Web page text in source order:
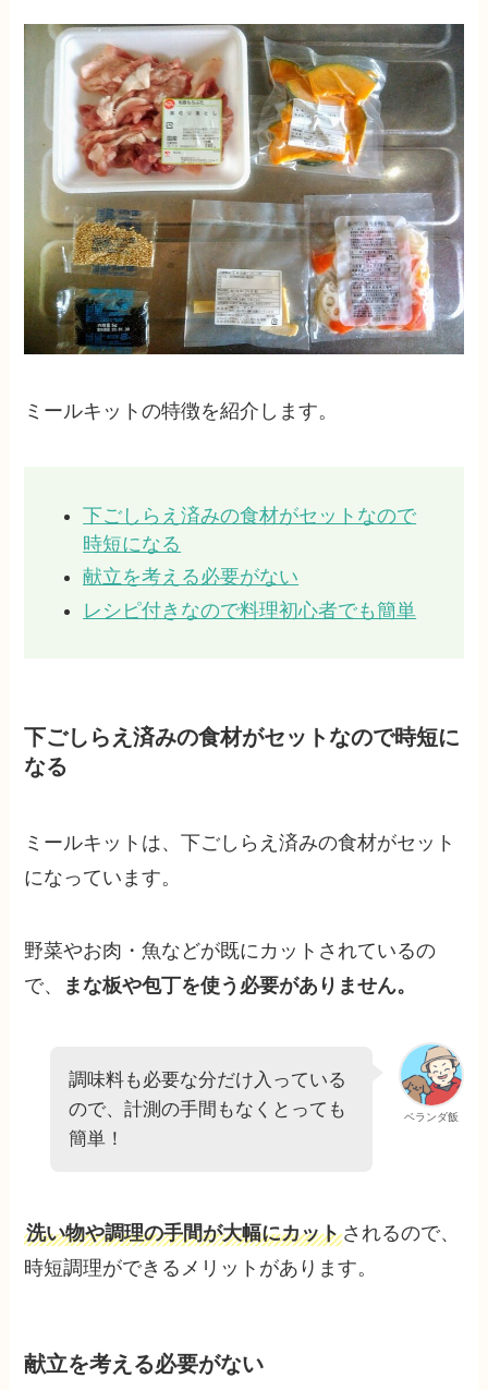
ミールキットの特徴を紹介します。
下ごしらえ済みの食材がセットなので
時短になる
献立を考える必要がない
レシピ付きなので料理初心者でも簡単
下ごしらえ済みの食材がセットなので時短に
なる
ミールキットは、下ごしらえ済みの食材がセット
になっています。
野菜やお肉・魚などが既にカットされているの
で、
まな板や包丁を使う必要がありません。
ベランダ飯
調味料も必要な分だけ入っている
ので、計測の手間もなくとっても
簡単！
洗い物や調理の手間が大幅にカットされるので、
時短調理ができるメリットがあります。
献立を考える必要がない